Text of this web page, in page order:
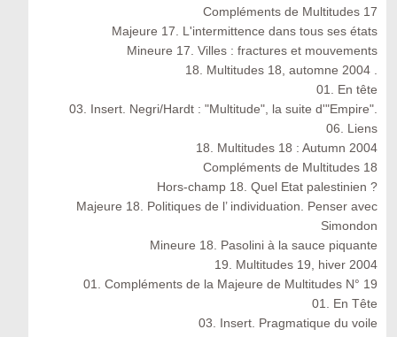
Compléments de Multitudes 17
Majeure 17. L'intermittence dans tous ses états
Mineure 17. Villes : fractures et mouvements
18. Multitudes 18, automne 2004 .
01. En tête
03. Insert. Negri/Hardt : "Multitude", la suite d'"Empire".
06. Liens
18. Multitudes 18 : Autumn 2004
Compléments de Multitudes 18
Hors-champ 18. Quel Etat palestinien ?
Majeure 18. Politiques de l’ individuation. Penser avec
Simondon
Mineure 18. Pasolini à la sauce piquante
19. Multitudes 19, hiver 2004
01. Compléments de la Majeure de Multitudes N° 19
01. En Tête
03. Insert. Pragmatique du voile